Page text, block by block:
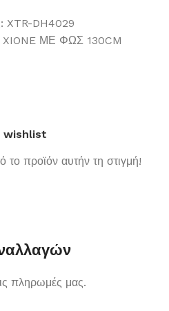
XTR-DH4029
ΜΕ ΦΩΣ 130CM
wishlist
το προϊόν αυτήν τη στιγμή!
πληρωμές μας.